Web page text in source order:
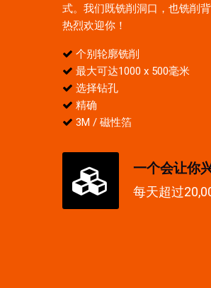
式。我们既铣削洞口，也铣削
热烈欢迎你！
个别轮廓铣削
最大可达1000 x 500毫米
选择钻孔
精确
3M / 磁性箔
一个会让你
每天超过